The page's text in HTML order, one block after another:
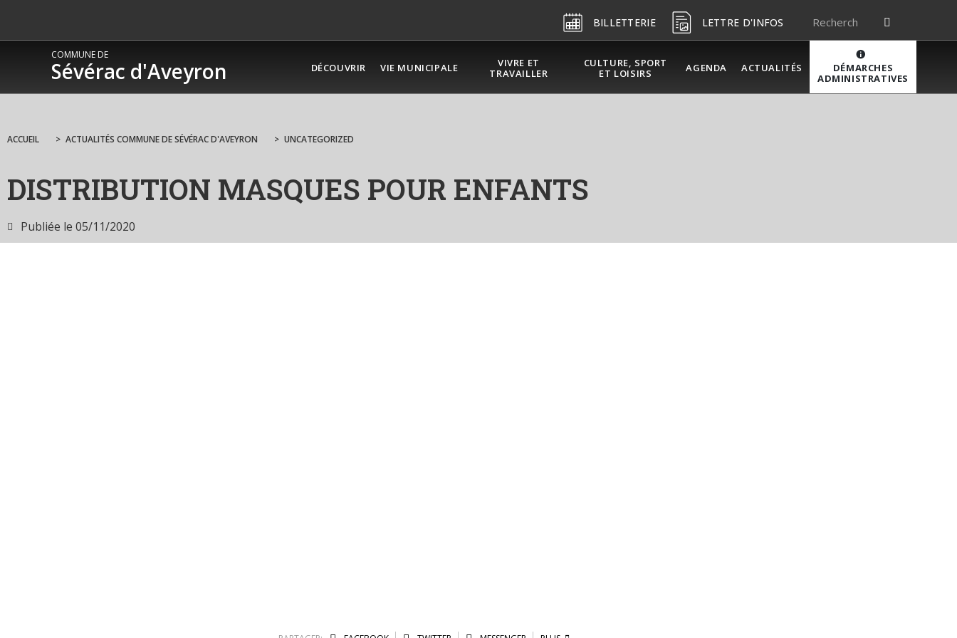
BILLETTERIE LETTRE D'INFOS
COMMUNE DE
Sévérac d'Aveyron DÉCOUVRIR VIE MUNICIPALE
VIVRE ET
TRAVAILLER
CULTURE, SPORT
ET LOISIRS
AGENDA ACTUALITÉS
DÉMARCHES
ADMINISTRATIVES
ACCUEIL > ACTUALITÉS COMMUNE DE SÉVÉRAC D'AVEYRON > UNCATEGORIZED
DISTRIBUTION MASQUES POUR ENFANTS
Publiée le 05/11/2020